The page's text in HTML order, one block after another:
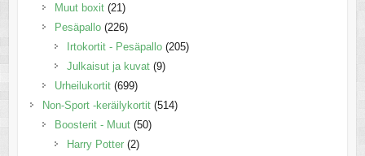
Muut boxit (21)
Pesäpallo (226)
Irtokortit - Pesäpallo (205)
Julkaisut ja kuvat (9)
Urheilukortit (699)
Non-Sport -keräilykortit (514)
Boosterit - Muut (50)
Harry Potter (2)